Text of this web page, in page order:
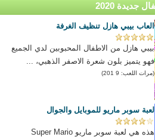
العاب بيبي هازل تنظيف الغرفة
بيبي هازل من الاطفال المحبوبين لدي الجميع
فهو يتميز بلون شعرة الاصفر الذهبي، ...
(مرات اللعب: 9 201)
لعبة سوبر ماريو للموبايل والجوال
هذه هي لعبة سوبر ماريو Super Mario